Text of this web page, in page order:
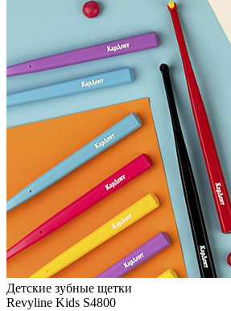
Детские зубные щетки
Revyline Kids S4800